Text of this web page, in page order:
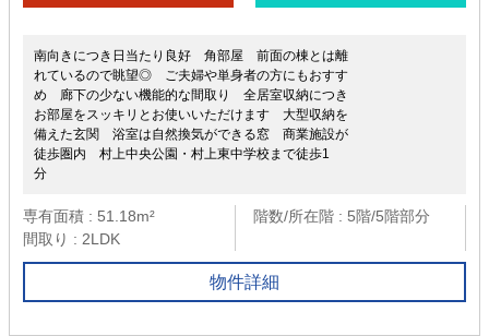
南向きにつき日当たり良好 角部屋 前面の棟とは離
れているので眺望◎ ご夫婦や単身者の方にもおすす
め 廊下の少ない機能的な間取り 全居室収納につき
お部屋をスッキリとお使いいただけます 大型収納を
備えた玄関 浴室は自然換気ができる窓 商業施設が
徒歩圏内 村上中央公園・村上東中学校まで徒歩1
分
専有面積 : 51.18m²
間取り : 2LDK
階数/所在階 : 5階/5階部分
物件詳細